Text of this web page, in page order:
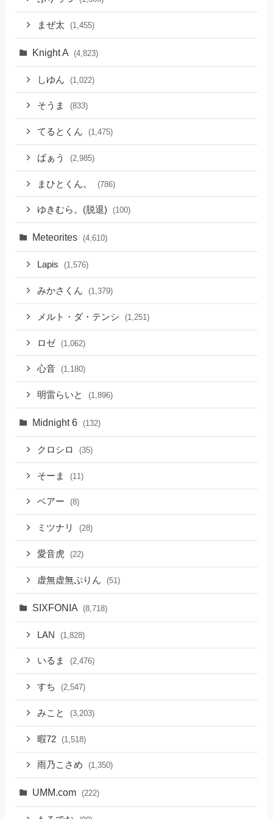
まぜ太 (1,455)
Knight A (4,823)
しゆん (1,022)
そうま (833)
てるとくん (1,475)
ばぁう (2,985)
まひとくん。 (786)
ゆきむら。(脱退) (100)
Meteorites (4,610)
Lapis (1,576)
みかさくん (1,379)
メルト・ダ・テンシ (1,251)
ロゼ (1,062)
心音 (1,180)
明雷らいと (1,896)
Midnight 6 (132)
クロシロ (35)
そーま (11)
ベアー (8)
ミツナリ (28)
愛音虎 (22)
虚無虚無ぷりん (51)
SIXFONIA (8,718)
LAN (1,828)
いるま (2,476)
すち (2,547)
みこと (3,203)
暇72 (1,518)
雨乃こさめ (1,350)
UMM.com (222)